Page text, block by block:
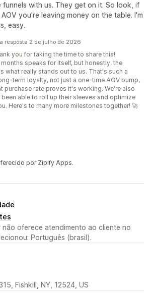
funnels with us. They get on it. So look, if
you're leaving money on the table. I'm
easy.
resposta 2 de julho de 2026
you for taking the time to share this!
speaks for itself, but honestly, the
what really stands out to us. That's such a
term loyalty, not just a one-time AOV bump,
purchase rate proves it's working. We're also
able to roll up their sleeves and optimize
Here's to many more milestones together! 🚀
por Zipify Apps.
não oferece atendimento ao cliente no
Português (brasil).
Fishkill, NY, 12524, US